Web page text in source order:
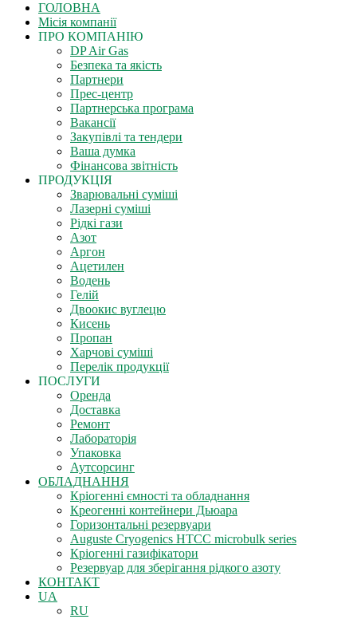
ГОЛОВНА
Місія компанії
ПРО КОМПАНІЮ
DP Air Gas
Безпека та якість
Партнери
Прес-центр
Партнерська програма
Вакансії
Закупівлі та тендери
Ваша думка
Фінансова звітність
ПРОДУКЦІЯ
Зварювальні суміші
Лазерні суміші
Рідкі гази
Азот
Аргон
Ацетилен
Водень
Гелій
Двоокис вуглецю
Кисень
Пропан
Харчові суміші
Перелік продукції
ПОСЛУГИ
Оренда
Доставка
Ремонт
Лабораторія
Упаковка
Аутсорсинг
ОБЛАДНАННЯ
Кріогенні ємності та обладнання
Креогенні контейнери Дьюара
Горизонтальні резервуари
Auguste Cryogenics HTCC microbulk series
Кріогенні газифікатори
Резервуар для зберігання рідкого азоту
КОНТАКТ
UA
RU